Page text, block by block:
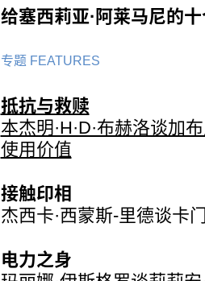
给塞西莉亚·阿莱马尼的
专题 FEATURES
抵抗与救赎
本杰明·H·D·布赫洛谈加
使用价值
接触印相
杰西卡·西蒙斯-里德谈卡
电力之身